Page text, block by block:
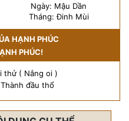
Ngày: Mậu Dần
Tháng: Đinh Mùi
HẠNH PHÚC
PHÚC!
thử ( Nắng oi )
Thành đầu thổ